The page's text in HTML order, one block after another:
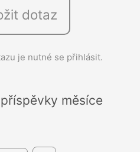
dotaz
je nutné se přihlásit.
měsíce